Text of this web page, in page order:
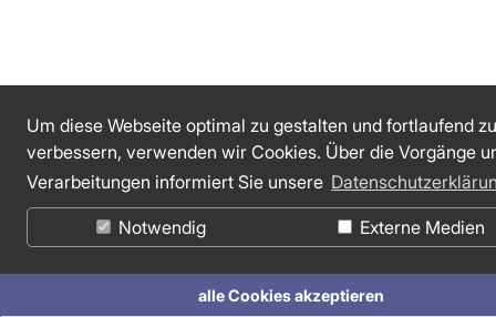
Um diese Webseite optimal zu gestalten und fortlaufend zu
verbessern, verwenden wir Cookies. Über die Vorgänge
Verarbeitungen informiert Sie unsere
Notwendig Externe Medien
alle Cookies akzeptieren